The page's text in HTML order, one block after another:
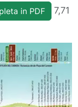
in PDF
7,71